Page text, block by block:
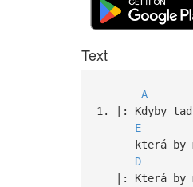
Text
A
1. |: Kdyby
E
která by
D
|: Která by